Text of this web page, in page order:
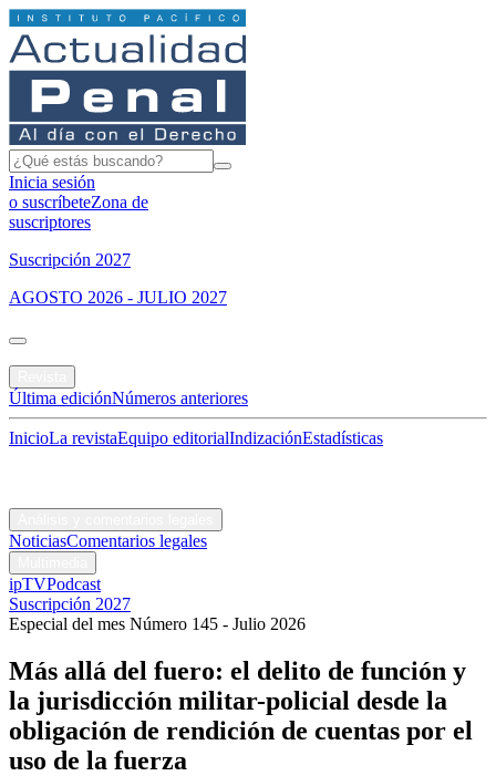
Inicia sesión
o suscríbeteZona de
suscriptores
Suscripción 2027
AGOSTO 2026 - JULIO 2027
Última ediciónNúmeros anteriores
InicioLa revistaEquipo editorialIndizaciónEstadísticas
NoticiasComentarios legales
ipTVPodcast
Suscripción 2027
Especial del mes Número 145 - Julio 2026
Más allá del fuero: el delito de función y
la jurisdicción militar-policial desde la
obligación de rendición de cuentas por el
uso de la fuerza